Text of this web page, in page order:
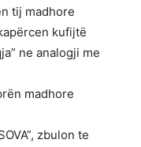
tij madhore
kufijtë
ne analogji me
madhore
zbulon te